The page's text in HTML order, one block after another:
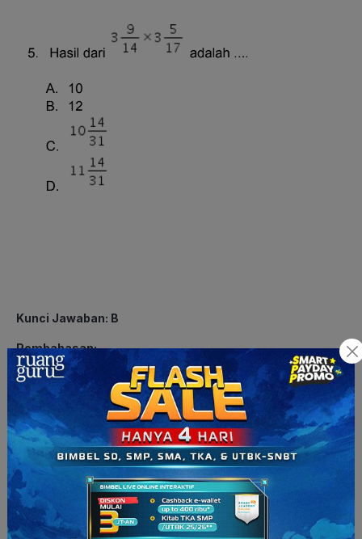
Kunci Jawaban: B
Pembahasan:
Ingat untuk mengalikan pecahan campuran dengan pecahan
campuran terlebih dahulu mengubah pecahan campuran
menjadi pecahan biasa dan kemudian mengalikan pembilang
dengan pembilang serta mengalikan penyebut dengan
penyebut.